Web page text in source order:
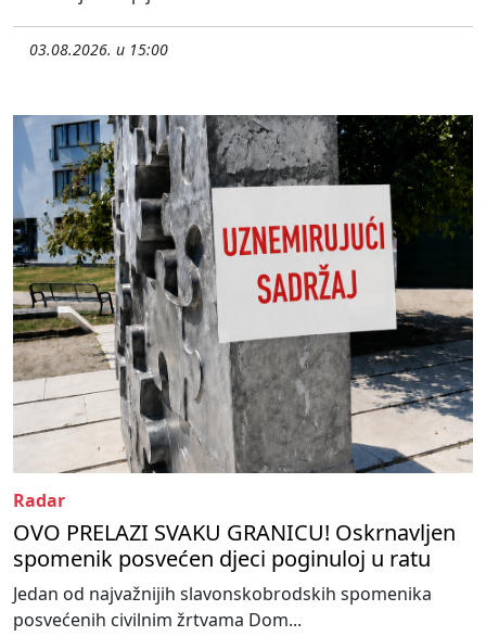
03.08.2026. u 15:00
Radar
OVO PRELAZI SVAKU GRANICU! Oskrnavljen
spomenik posvećen djeci poginuloj u ratu
Jedan od najvažnijih slavonskobrodskih spomenika
posvećenih civilnim žrtvama Dom...